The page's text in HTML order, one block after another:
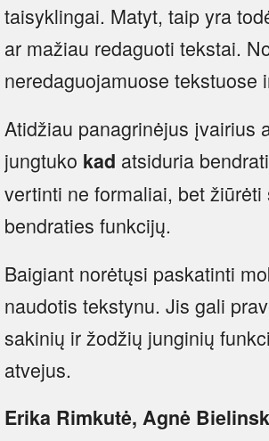
taisyklingai. Matyt, taip yra
ar mažiau redaguoti tekstai.
neredaguojamuose
Atidžiau panagrinėjus įvairius
jungtuko kad atsiduria
vertinti ne formaliai, bet
bendraties funkcijų.
Baigiant norėtųsi paskatinti
naudotis tekstynu. Jis gali
sakinių ir žodžių junginių
atvejus.
Erika Rimkutė, Agnė